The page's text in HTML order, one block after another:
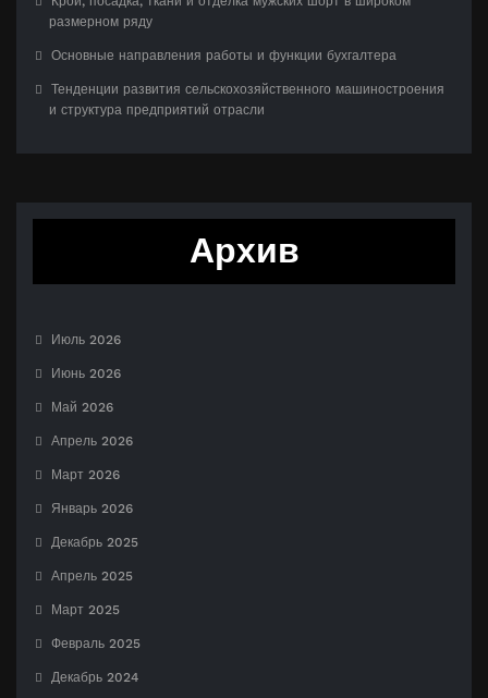
размерном ряду
Основные направления работы и функции бухгалтера
Тенденции развития сельскохозяйственного машиностроения
и структура предприятий отрасли
Архив
Июль 2026
Июнь 2026
Май 2026
Апрель 2026
Март 2026
Январь 2026
Декабрь 2025
Апрель 2025
Март 2025
Февраль 2025
Декабрь 2024